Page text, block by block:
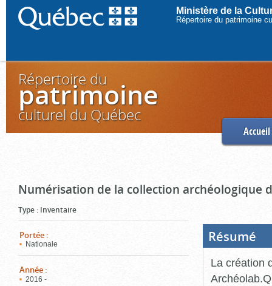
Ministère de la
Répertoire du patrimoine
Répertoire du
patrimoine
culturel du Québec
Accueil
Numérisation de la collection archéologique
Type : Inventaire
Portée :
Nationale
Année :
2016 -
Résumé
La création